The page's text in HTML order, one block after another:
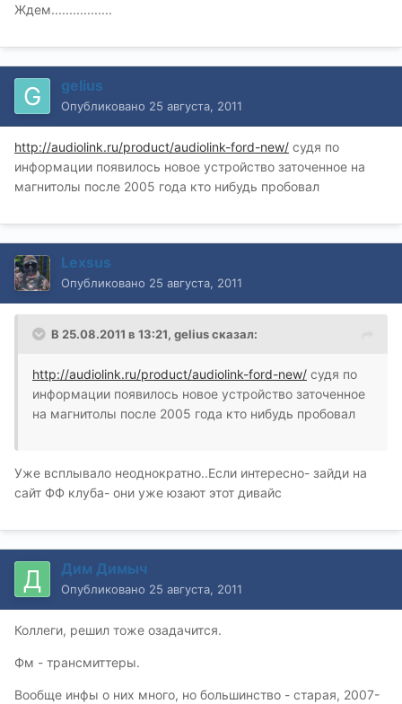
Ждем.................
gelius
Опубликовано 25 августа, 2011
http://audiolink.ru/product/audiolink-ford-new/ судя по
информации появилось новое устройство заточенное на
магнитолы после 2005 года кто нибудь пробовал
Lexsus
Опубликовано 25 августа, 2011
В 25.08.2011 в 13:21, gelius сказал:
http://audiolink.ru/product/audiolink-ford-new/ судя по
информации появилось новое устройство заточенное
на магнитолы после 2005 года кто нибудь пробовал
Уже всплывало неоднократно..Если интересно- зайди на
сайт ФФ клуба- они уже юзают этот дивайс
Дим Димыч
Опубликовано 25 августа, 2011
Коллеги, решил тоже озадачится.
Фм - трансмиттеры.
Вообще инфы о них много, но большинство - старая, 2007-